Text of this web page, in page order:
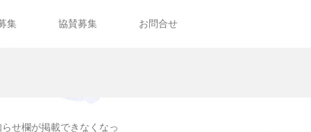
集 協賛募集 お問合せ
せ欄が掲載できなくなっ